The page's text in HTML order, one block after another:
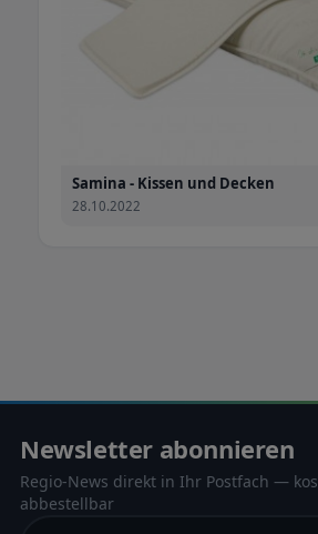
Samina - Kissen und Decken
28.10.2022
Newsletter abonnieren
Regio-News direkt in Ihr Postfach —
abbestellbar